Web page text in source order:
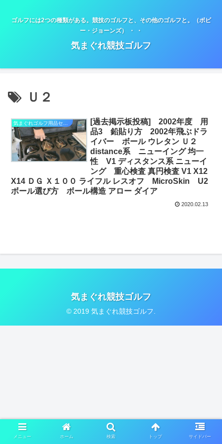
ゴルフには2つの種類がある。競技のゴルフと、その他のゴルフと。（ボビ
ー・ジョーンズ） ・ ・
気まぐれ競技ゴルフ
Ｕ２
[過去掲示板投稿] 2002年度 用
品3 鉛貼り方 2002年飛ぶドラ
イバー ボール ウレタン Ｕ２
distance系 ニューイング 均一
性 V1 ディスタンス系 ニューイ
ング 重心検査 真円検査 V1 X12
X14 ＤＧ Ｘ１００ ライフル レスオフ MicroSkin U2
ボール選び方 ボール構造 アロー ダイア
2020.02.13
気まぐれ競技ゴルフ
© 2019 気まぐれ競技ゴルフ.
メニュー ホーム 検索 トップ サイドバー